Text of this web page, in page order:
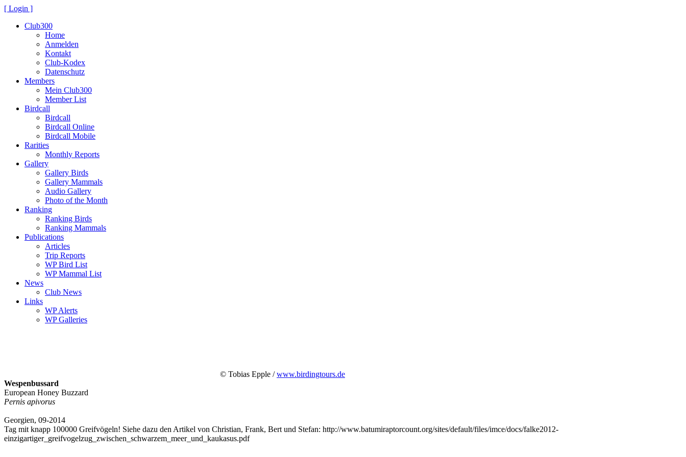
[ Login ]
Club300
Home
Anmelden
Kontakt
Club-Kodex
Datenschutz
Members
Mein Club300
Member List
Birdcall
Birdcall
Birdcall Online
Birdcall Mobile
Rarities
Monthly Reports
Gallery
Gallery Birds
Gallery Mammals
Audio Gallery
Photo of the Month
Ranking
Ranking Birds
Ranking Mammals
Publications
Articles
Trip Reports
WP Bird List
WP Mammal List
News
Club News
Links
WP Alerts
WP Galleries
© Tobias Epple /www.birdingtours.de
Wespenbussard
European Honey Buzzard
Pernis apivorus
Georgien, 09-2014
Tag mit knapp 100000 Greifvögeln! Siehe dazu den Artikel von Christian, Frank, Bert und Stefan: http://www.batumiraptorcount.org/sites/default/files/imce/docs/falke2012-
einzigartiger_greifvogelzug_zwischen_schwarzem_meer_und_kaukasus.pdf